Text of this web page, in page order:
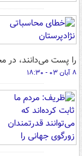
را پست می‌دانند، در
۸ آبان ۰۳ - ۱۸:۳۰